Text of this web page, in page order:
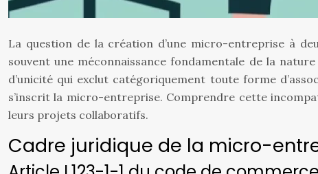
La question de la création d’une micro-entreprise à
souvent une méconnaissance fondamentale de la
d’unicité qui exclut catégoriquement toute forme
s’inscrit la micro-entreprise. Comprendre cette
leurs projets collaboratifs.
Cadre juridique de la micro-